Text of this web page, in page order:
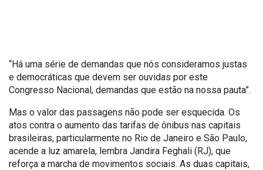
“Há uma série de demandas que nós consideramos justas
e democráticas que devem ser ouvidas por este
Congresso Nacional, demandas que estão na nossa pauta”.
Mas o valor das passagens não pode ser esquecida. Os
atos contra o aumento das tarifas de ônibus nas capitais
brasileiras, particularmente no Rio de Janeiro e São Paulo,
acende a luz amarela, lembra Jandira Feghali (RJ), que
reforça a marcha de movimentos sociais. As duas capitais,